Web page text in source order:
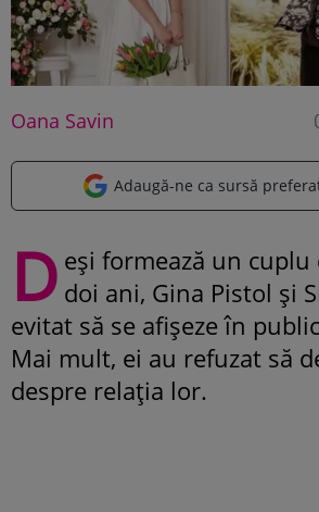
Oana Savin
Adaugă-ne ca sursă
D eși formează un cuplu
doi ani, Gina Pistol și
evitat să se afișeze în
Mai mult, ei au refuzat să
despre relația lor.